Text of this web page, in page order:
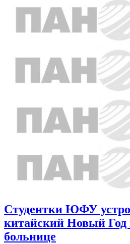
Студентки ЮФУ
китайский Новый Год
больнице